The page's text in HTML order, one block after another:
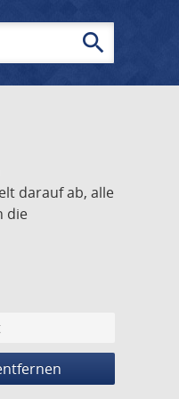
search
darauf ab, alle
die